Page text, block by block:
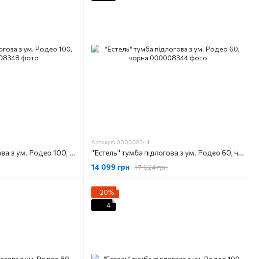
"Естель" тумба підлогова з ум. Родео 100, чорна
Артикул: 000008344
"Естель" тумба підлогова з ум. Родео 60, чорна
17 624 грн
14 099 грн
−20%
4